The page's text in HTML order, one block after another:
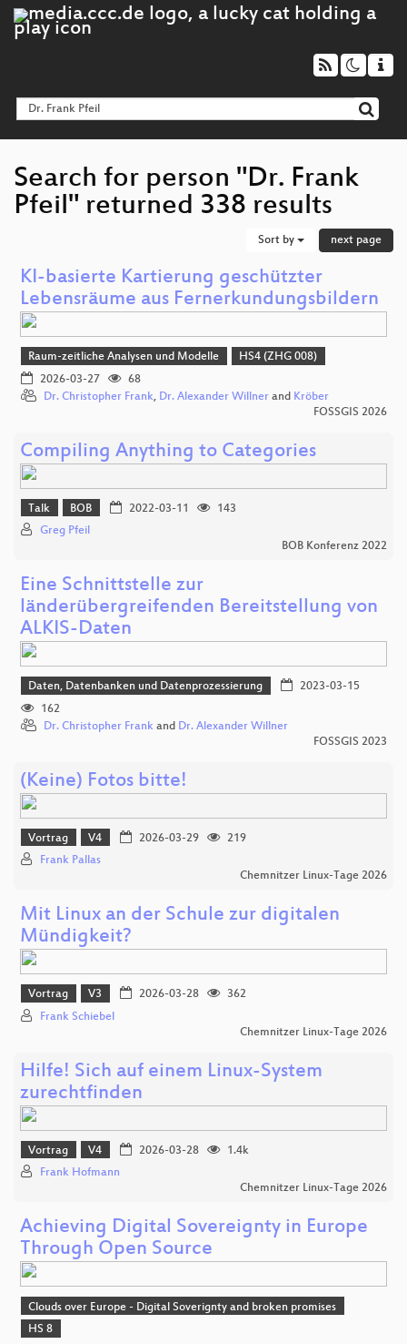
Search for person "Dr. Frank
Pfeil" returned 338 results
Sort by next page
KI-basierte Kartierung geschützter
Lebensräume aus Fernerkundungsbildern
Raum-zeitliche Analysen und Modelle
HS4 (ZHG 008)
2026-03-27
68
Dr. Christopher Frank, Dr. Alexander Willner and Kröber
FOSSGIS 2026
Compiling Anything to Categories
Talk BOB 2022-03-11
143
Greg Pfeil
BOB Konferenz 2022
Eine Schnittstelle zur
länderübergreifenden Bereitstellung von
ALKIS-Daten
Daten, Datenbanken und Datenprozessierung
2023-03-15
162
Dr. Christopher Frank and Dr. Alexander Willner
FOSSGIS 2023
(Keine) Fotos bitte!
Vortrag V4 2026-03-29
219
Frank Pallas
Chemnitzer Linux-Tage 2026
Mit Linux an der Schule zur digitalen
Mündigkeit?
Vortrag V3 2026-03-28
362
Frank Schiebel
Chemnitzer Linux-Tage 2026
Hilfe! Sich auf einem Linux-System
zurechtfinden
Vortrag V4 2026-03-28
1.4k
Frank Hofmann
Chemnitzer Linux-Tage 2026
Achieving Digital Sovereignty in Europe
Through Open Source
Clouds over Europe - Digital Soverignty and broken promises
HS 8